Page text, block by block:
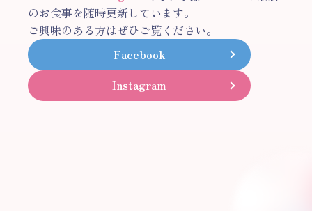
のお食事を随時更新しています。
ご興味のある方はぜひご覧ください。
Facebook
Instagram